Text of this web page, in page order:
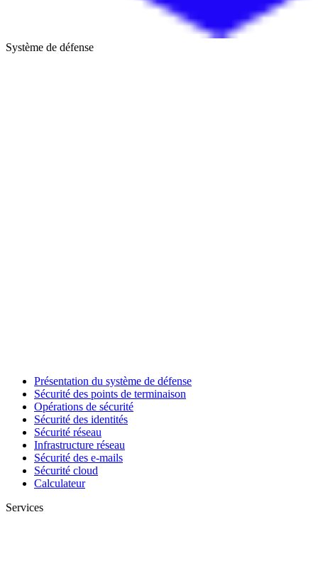
Système de défense
Présentation du système de défense
Sécurité des points de terminaison
Opérations de sécurité
Sécurité des identités
Sécurité réseau
Infrastructure réseau
Sécurité des e-mails
Sécurité cloud
Calculateur
Services